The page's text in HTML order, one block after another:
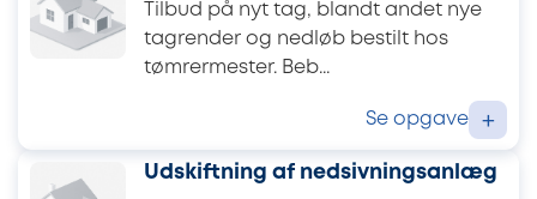
Tilbud på nyt tag, blandt andet nye
tagrender og nedløb bestilt hos
tømrermester. Beb...
Se opgave +
Udskiftning af nedsivningsanlæg